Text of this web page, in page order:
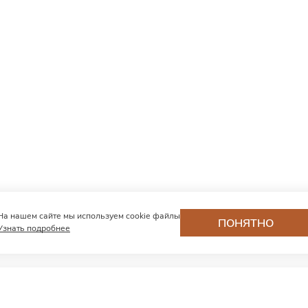
нашем сайте мы используем cookie файлы
подробнее
ПОНЯТНО